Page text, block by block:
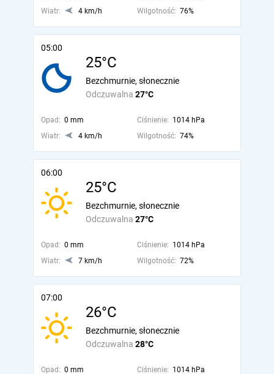
Wiatr:
4 km/h Wilgotność: 76%
05:00
25°C
Odczuwalna 27°C
Bezchmurnie, słonecznie
Opad: 0 mm Ciśnienie: 1014 hPa
Wiatr:
4 km/h Wilgotność: 74%
06:00
25°C
Odczuwalna 27°C
Bezchmurnie, słonecznie
Opad: 0 mm Ciśnienie: 1014 hPa
Wiatr:
7 km/h Wilgotność: 72%
07:00
26°C
Odczuwalna 28°C
Bezchmurnie, słonecznie
Opad: 0 mm Ciśnienie: 1014 hPa